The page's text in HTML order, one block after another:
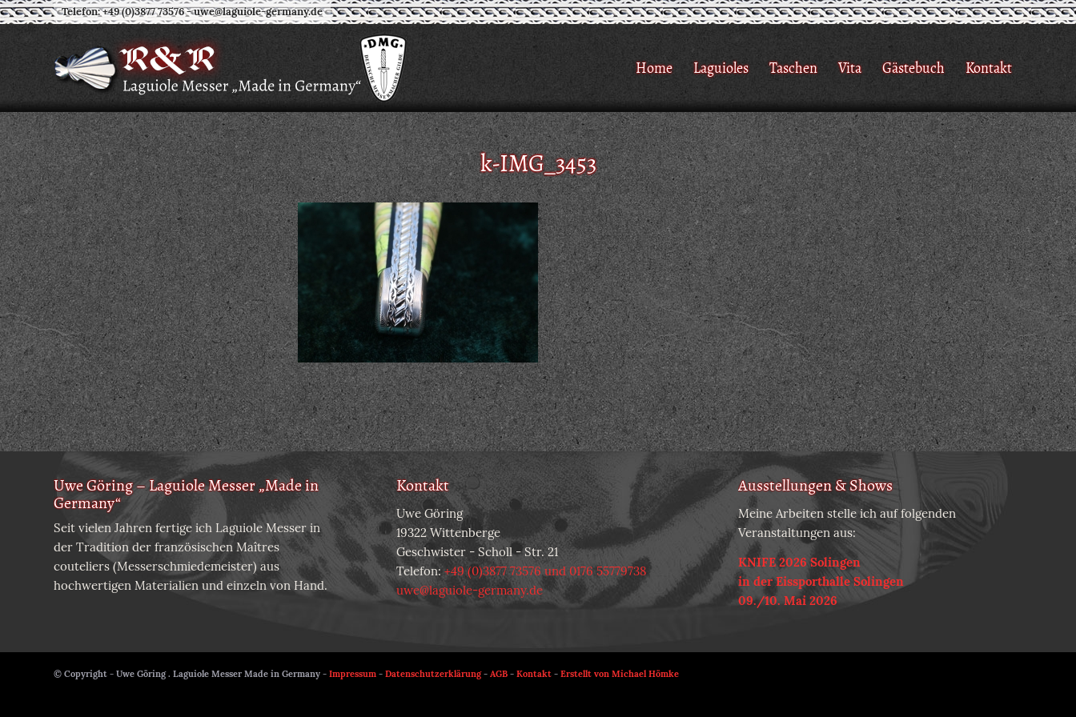
Telefon: +49 (0)3877 73576-uwe@laguiole-germany.de
Home Laguioles Taschen Vita Gästebuch Kontakt
k-IMG_3453
Uwe Göring – Laguiole Messer „Made in
Germany“
Seit vielen Jahren fertige ich Laguiole Messer in
der Tradition der französischen Maîtres
couteliers (Messerschmiedemeister) aus
hochwertigen Materialien und einzeln von Hand.
Kontakt
Uwe Göring
19322 Wittenberge
Geschwister - Scholl - Str. 21
Telefon:+49 (0)3877 73576 und 0176 55779738
uwe@laguiole-germany.de
Ausstellungen & Shows
Meine Arbeiten stelle ich auf folgenden
Veranstaltungen aus:
KNIFE 2026 Solingen
in der Eissporthalle Solingen
09./10. Mai 2026
© Copyright - Uwe Göring . Laguiole Messer Made in Germany - Impressum - Datenschutzerklärung- AGB - Kontakt - Erstellt von Michael Hömke